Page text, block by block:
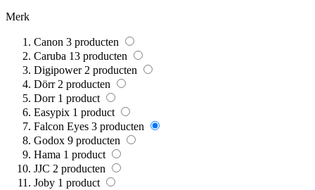
Merk
Canon 3 producten
Caruba 13 producten
Digipower 2 producten
Dörr 2 producten
Dorr 1 product
Easypix 1 product
Falcon Eyes 3 producten
Godox 9 producten
Hama 1 product
JJC 2 producten
Joby 1 product